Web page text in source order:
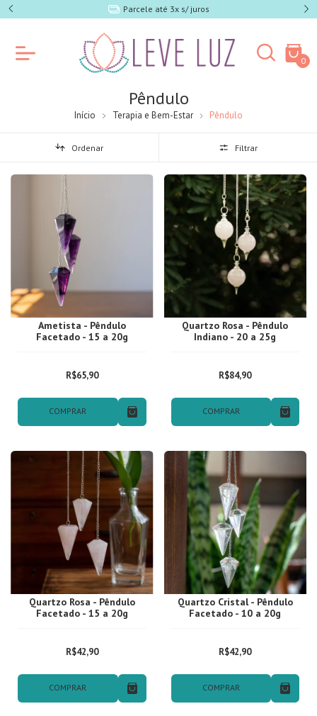
Parcele até 3x s/ juros
0
Pêndulo
Início Terapia e Bem-Estar Pêndulo
Ordenar Filtrar
Ametista - Pêndulo
Facetado - 15 a 20g
R$65,90
COMPRAR
Quartzo Rosa - Pêndulo
Indiano - 20 a 25g
R$84,90
COMPRAR
Quartzo Rosa - Pêndulo
Facetado - 15 a 20g
R$42,90
COMPRAR
Quartzo Cristal - Pêndulo
Facetado - 10 a 20g
R$42,90
COMPRAR